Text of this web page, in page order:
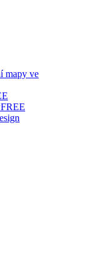
mapy ve
FREE